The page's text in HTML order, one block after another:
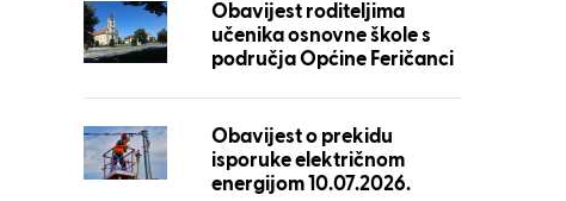
Obavijest roditeljima
učenika osnovne škole s
područja Općine Feričanci
Obavijest o prekidu
isporuke električnom
energijom 10.07.2026.